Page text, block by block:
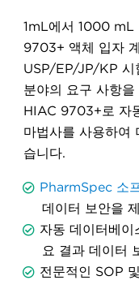
1mL에서 1000 mL
9703+ 액체 입자
USP/EP/JP/KP 시
분야의 요구 사항
HIAC 9703+로 자
마법사를 사용하여
습니다.
PharmSpec 소
데이터 보안을
자동 데이터베
요 결과 데이터
전문적인 SOP